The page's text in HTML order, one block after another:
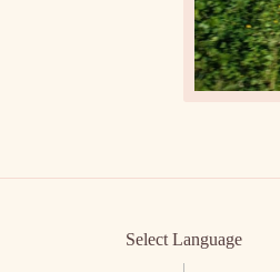
Select Language